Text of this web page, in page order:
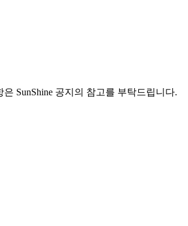
SunShine 공지의 참고를 부탁드립니다.